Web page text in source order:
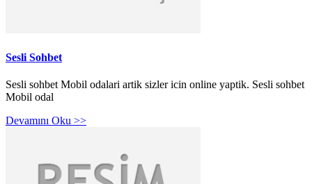
Sesli Sohbet
Sesli sohbet Mobil odalari artik sizler icin online yaptik. Sesli sohbet
Mobil odal
Devamını Oku >>